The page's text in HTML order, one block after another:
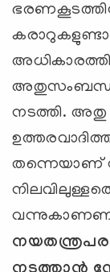
നടത്തി. അതു
തന്നെയാണ്